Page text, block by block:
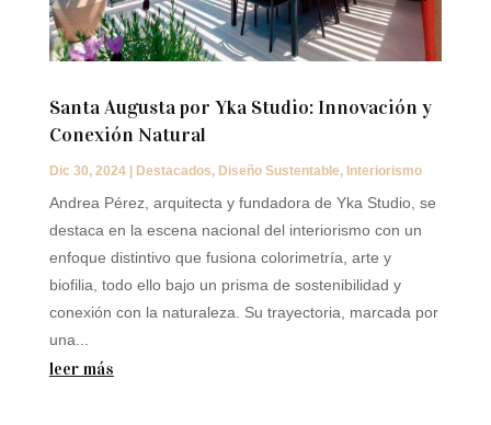
Santa Augusta por Yka Studio: Innovación y
Conexión Natural
Dic 30, 2024| Destacados, Diseño Sustentable, Interiorismo
Andrea Pérez, arquitecta y fundadora de Yka Studio, se
destaca en la escena nacional del interiorismo con un
enfoque distintivo que fusiona colorimetría, arte y
biofilia, todo ello bajo un prisma de sostenibilidad y
conexión con la naturaleza. Su trayectoria, marcada por
una...
leer más